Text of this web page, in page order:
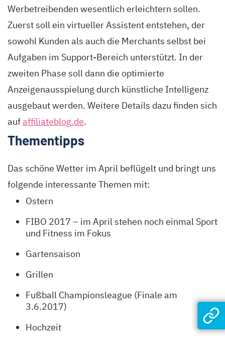
Werbetreibenden wesentlich erleichtern sollen.
Zuerst soll ein virtueller Assistent entstehen, der
sowohl Kunden als auch die Merchants selbst bei
Aufgaben im Support-Bereich unterstützt. In der
zweiten Phase soll dann die optimierte
Anzeigenausspielung durch künstliche Intelligenz
ausgebaut werden. Weitere Details dazu finden sich
aufaffiliateblog.de.
Thementipps
Das schöne Wetter im April beflügelt und bringt uns
folgende interessante Themen mit:
Ostern
FIBO 2017 – im April stehen noch einmal Sport
und Fitness im Fokus
Gartensaison
Grillen
Fußball Championsleague (Finale am
3.6.2017)
Hochzeit